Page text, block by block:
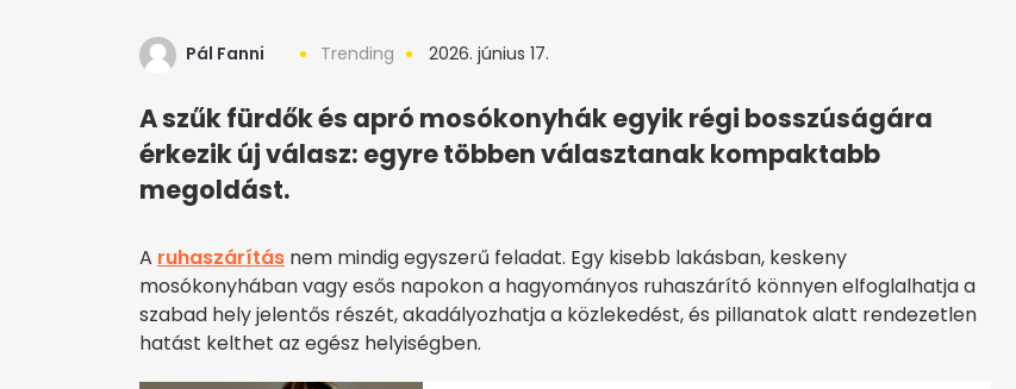
Pál Fanni Trending 2026. június 17.
A szűk fürdők és apró mosókonyhák egyik régi bosszúságára
érkezik új válasz: egyre többen választanak kompaktabb
megoldást.
A ruhaszárítás nem mindig egyszerű feladat. Egy kisebb lakásban, keskeny
mosókonyhában vagy esős napokon a hagyományos ruhaszárító könnyen elfoglalhatja a
szabad hely jelentős részét, akadályozhatja a közlekedést, és pillanatok alatt rendezetlen
hatást kelthet az egész helyiségben.